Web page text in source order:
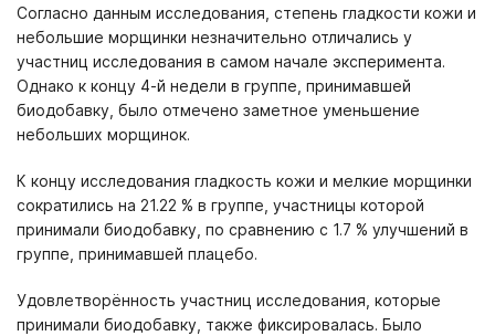
Согласно данным исследования, степень гладкости кожи и
небольшие морщинки незначительно отличались у
участниц исследования в самом начале эксперимента.
Однако к концу 4-й недели в группе, принимавшей
биодобавку, было отмечено заметное уменьшение
небольших морщинок.
К концу исследования гладкость кожи и мелкие морщинки
сократились на 21.22 % в группе, участницы которой
принимали биодобавку, по сравнению с 1.7 % улучшений в
группе, принимавшей плацебо.
Удовлетворённость участниц исследования, которые
принимали биодобавку, также фиксировалась. Было